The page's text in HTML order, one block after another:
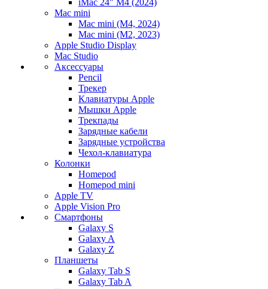
iMac 24" M4 (2024)
Mac mini
Mac mini (M4, 2024)
Mac mini (M2, 2023)
Apple Studio Display
Mac Studio
Аксессуары
Pencil
Трекер
Клавиатуры Apple
Мышки Apple
Трекпады
Зарядные кабели
Зарядные устройства
Чехол-клавиатура
Колонки
Homepod
Homepod mini
Apple TV
Apple Vision Pro
Смартфоны
Galaxy S
Galaxy A
Galaxy Z
Планшеты
Galaxy Tab S
Galaxy Tab A